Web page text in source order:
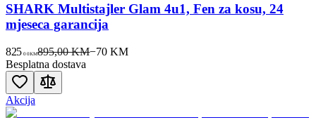
SHARK Multistajler Glam 4u1, Fen za kosu, 24
mjeseca garancija
825 00KM895,00 KM−70 KM
Besplatna dostava
Akcija